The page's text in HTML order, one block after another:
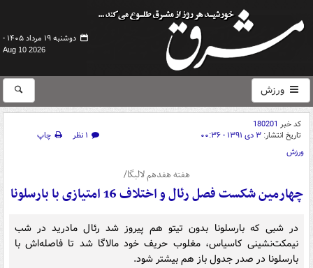
دوشنبه ۱۹ مرداد ۱۴۰۵ -
Aug 10 2026
ورزش
کد خبر 180201
تاریخ انتشار: ۳ دی ۱۳۹۱ - ۰۰:۳۶ ۱ نظر
چاپ
ورزش
هفته هفدهم لالیگا/
چهارمین شکست فصل رئال و اختلاف 16 امتیازی با بارسلونا
در شبی که بارسلونا بدون تیتو هم پیروز شد رئال مادرید در شب
نیمکت‌نشینی کاسیاس، مغلوب حریف خود مالاگا شد تا فاصله‌اش با
بارسلونا در صدر جدول باز هم بیشتر شود.